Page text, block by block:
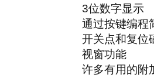
3位数字显示
通过按键编程
开关点和复位
视窗功能
许多有用的附